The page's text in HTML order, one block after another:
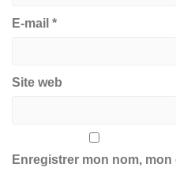
E-mail *
Site web
Enregistrer mon nom,